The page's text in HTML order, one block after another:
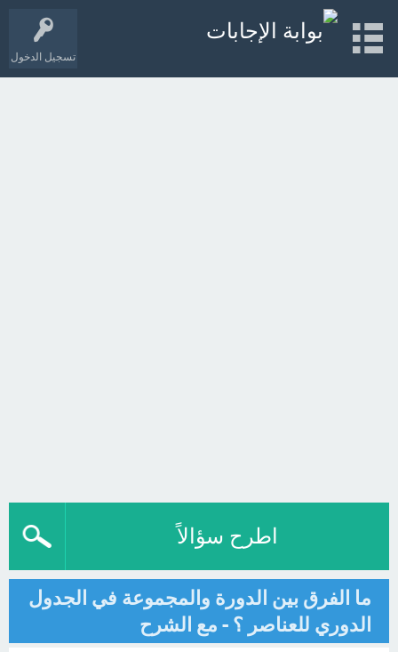
تسجيل الدخول
اطرح سؤالاً
ما الفرق بين الدورة والمجموعة في الجدول
الدوري للعناصر ؟ - مع الشرح